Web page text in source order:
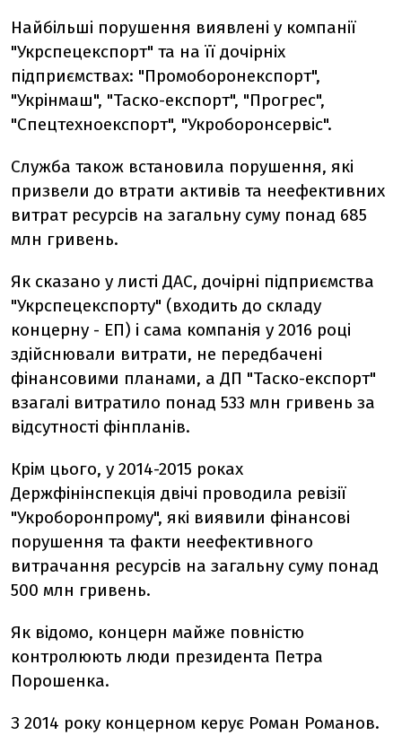
Найбільші порушення виявлені у компанії
"Укрспецекспорт" та на її дочірніх
підприємствах: "Промоборонекспорт",
"Укрінмаш", "Таско-експорт", "Прогрес",
"Спецтехноекспорт", "Укроборонсервіс".
Служба також встановила порушення, які
призвели до втрати активів та неефективних
витрат ресурсів на загальну суму понад 685
млн гривень.
Як сказано у листі ДАС, дочірні підприємства
"Укрспецекспорту" (входить до складу
концерну - ЕП) і сама компанія у 2016 році
здійснювали витрати, не передбачені
фінансовими планами, а ДП "Таско-експорт"
взагалі витратило понад 533 млн гривень за
відсутності фінпланів.
Крім цього, у 2014-2015 роках
Держфінінспекція двічі проводила ревізії
"Укроборонпрому", які виявили фінансові
порушення та факти неефективного
витрачання ресурсів на загальну суму понад
500 млн гривень.
Як відомо, концерн майже повністю
контролюють люди президента Петра
Порошенка.
З 2014 року концерном керує Роман Романов.